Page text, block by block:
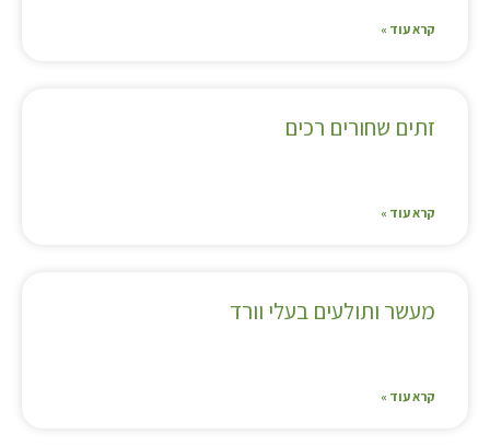
קרא עוד »
זתים שחורים רכים
קרא עוד »
מעשר ותולעים בעלי וורד
קרא עוד »